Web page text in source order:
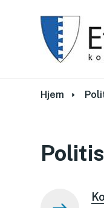
Du er her:
Hjem